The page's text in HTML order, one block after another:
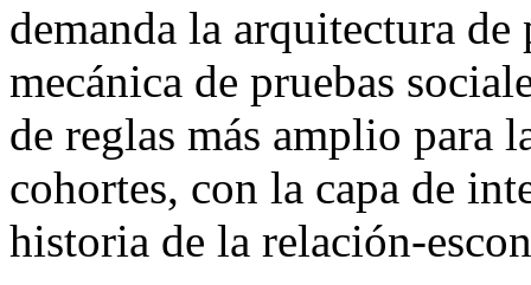
demanda la arquitectura de
mecánica de pruebas
de reglas más amplio para
cohortes, con la capa de
historia de la relación-